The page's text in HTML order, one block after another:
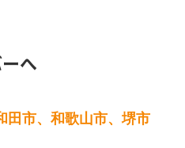
へ
田市、和歌山市、堺市